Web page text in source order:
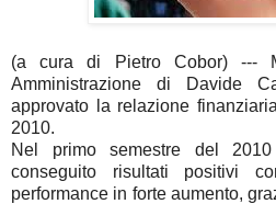
(a cura di Pietro Cobor) ---
Amministrazione di Davide
approvato la relazione
2010.
Nel primo semestre del
conseguito risultati positivi
performance in forte aumento,